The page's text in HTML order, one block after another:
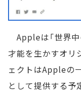
Appleは「世界
才能を生かすオリ
ェクトはAppleの
として提供する予